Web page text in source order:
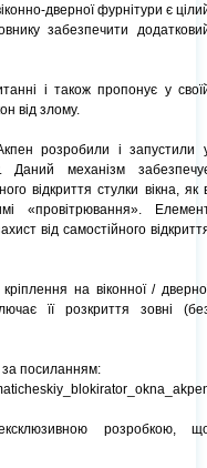
дверної фурнітури є
забезпечити
і також пропонує у
від злому.
розробили і запустили
Даний механізм
відкриття стулки вікна, як
«провітрювання».
від самостійного
на віконної /
її розкриття зовні
за посиланням:
розробкою,